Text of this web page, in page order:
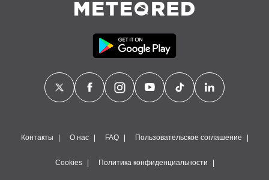
Контакты О нас FAQ Пользовательское соглашение
Cookies Политика конфиденциальности